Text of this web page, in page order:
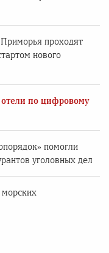
проходят
нового
отели по цифровому
помогли
уголовных дел
морских